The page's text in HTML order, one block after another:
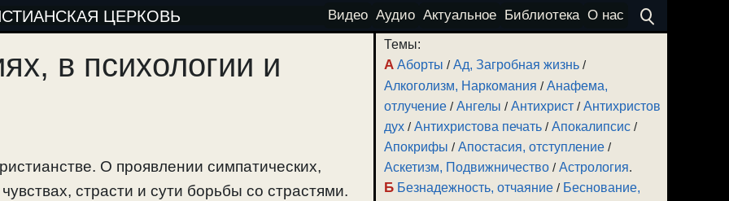
ЦЕРКОВЬ Видео Аудио Актуальное Библиотека О нас
в психологии и
О проявлении симпатических,
страсти и сути борьбы со страстями.
Темы:
А Аборты /Ад, Загробная жизнь /
Алкоголизм, Наркомания /Анафема,
отлучение /Ангелы /Антихрист /Антихристов
дух /Антихристова печать /Апокалипсис /
Апокрифы /Апостасия, отступление /
Аскетизм, Подвижничество /Астрология.
Б Безнадежность, отчаяние / Беснование,